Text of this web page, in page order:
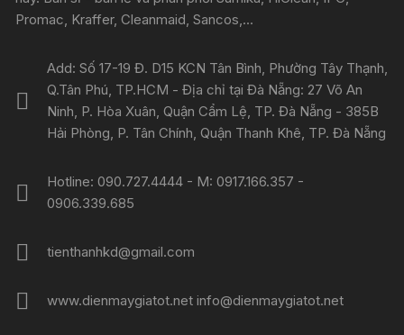
Promac, Kraffer, Cleanmaid, Sancos,...
Add: Số 17-19 Đ. D15 KCN Tân Bình, Phường Tây Thạnh,
Q.Tân Phú, TP.HCM - Địa chỉ tại Đà Nẵng: 27 Võ An
Ninh, P. Hòa Xuân, Quận Cẩm Lệ, TP. Đà Nẵng - 385B
Hải Phòng, P. Tân Chính, Quận Thanh Khê, TP. Đà Nẵng
Hotline: 090.727.4444 - M: 0917.166.357 -
0906.339.685
tienthanhkd@gmail.com
www.dienmaygiatot.net info@dienmaygiatot.net